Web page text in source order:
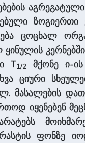
ცოცხალ
T1/2
მქონე ი-
ციური
მასალების
იყენებენ
ფონზე